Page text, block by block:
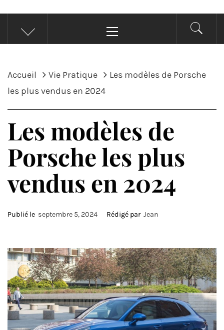
CLOCAL
De la proximité dans vos services
principal
Accueil Vie Pratique
Les modèles de Porsche
les plus vendus en 2024
Les modèles de
Porsche les plus
vendus en 2024
Publié le septembre 5, 2024 Rédigé par Jean